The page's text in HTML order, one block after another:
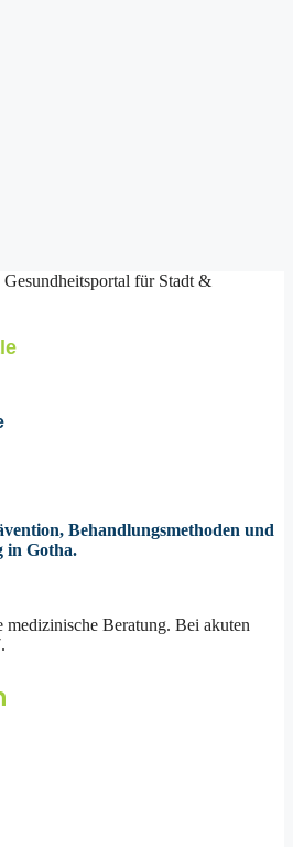
Gesundheitsportal für Stadt &
Behandlungsmethoden und
in Gotha.
Beratung. Bei akuten